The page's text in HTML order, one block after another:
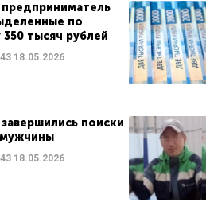
по
тысяч рублей
18.05.2026
поиски
18.05.2026